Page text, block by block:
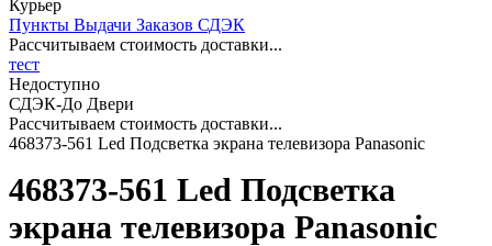
Курьер
Пункты Выдачи Заказов СДЭК
Рассчитываем стоимость доставки...
тест
Недоступно
СДЭК-До Двери
Рассчитываем стоимость доставки...
468373-561 Led Подсветка экрана телевизора Panasonic
468373-561 Led Подсветка
экрана телевизора Panasonic